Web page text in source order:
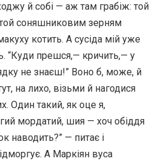
й собі — аж там грабіж: той
соняшниковим зерням
котить. А сусіда мій уже
“Куди прешся,— кричить,— у
не знаєш!” Воно б, може, й
на лихо, візьми й нагодися
Один такий, як оце я,
мордатий, шия — хоч обіддя
наводить?” — питає і
А Маркіян вуса